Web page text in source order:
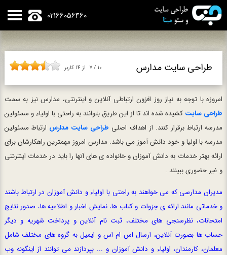
02166056460
طراحی سایت مدارس 7 / 10 از 14 کاربر
امروزه با توجه به نیاز روز افزون ارتباطی آنلاین و اینترنتی، مدارس نیز به سمت
طراحی سایت کشیده شده اند تا از این طریق بتوانند به راحتی با اولیاء و مسئولین
مدرسه ارتباط برقرار کنند. از اهداف اصلی طراحی سایت مدارس ارتباط مسئولین
مدرسه با اولیا و خود دانش آموز می باشد. مدارس امروز مهمترین راهکارشان برای
ارائه بهتر خدمات به دانش آموزان و خانواده ی های آنها را باید در خدمات اینترنتی
و غیر حضوری ببینند .
مدیران مدارسی که می خواهند به راحتی با اولیاء و دانش آموزان در ارتباط باشند
و خدماتی مانند ارائه ی جزوات و کتاب ها، نمایش اخبار و اطلاعیه ها، صدور نتایج
امتحانات، نظرسنجی های مختلف، ثبت نام آنلاین و پرداخت شهریه و دیگر
حساب ها بصورت آنلاین، ارسال اس ام اس و ایمیل به گروه های مختلف شامل
معلمان، کارمندان، اولیاء و دانش آموزان و ... بپردازند می توانند از اینگونه وب